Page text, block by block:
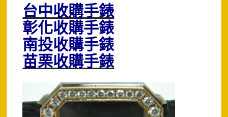
台中收購手錶
彰化收購手錶
南投收購手錶
苗栗收購手錶